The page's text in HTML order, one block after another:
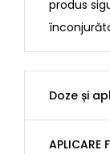
produs
Doze și
APLICARE